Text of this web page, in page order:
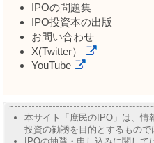
IPOの問題集
IPO投資本の出版
お問い合わせ
X(Twitter）
YouTube
本サイト「庶民のIPO」は、情
投資の勧誘を目的とするもので